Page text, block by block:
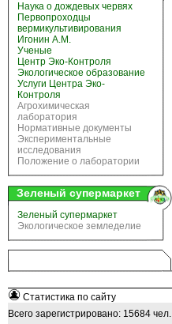
Наука о дождевых червях
Первопроходцы
вермикультивирования
Игонин А.М.
Ученые
Центр Эко-Контроля
Экологическое образование
Услуги Центра Эко-
Контроля
Агрохимическая
лаборатория
Нормативные документы
Экспериментальные
исследования
Положение о лаборатории
Зеленый супермаркет
Зеленый супермаркет
Экологическое земледелие
Статистика по сайту
Всего зарегистрировано: 15684 чел.